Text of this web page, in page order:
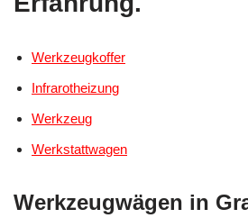
Werkzeugkoffer
Infrarotheizung
Werkzeug
Werkstattwagen
Werkzeugwägen in